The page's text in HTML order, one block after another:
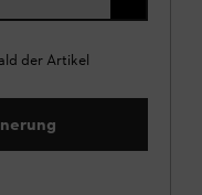
der Artikel